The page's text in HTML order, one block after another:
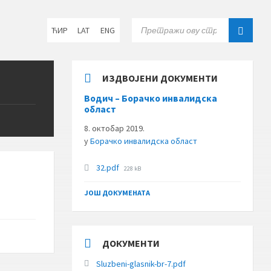
language:
ЋИР LAT ENG
ИЗДВОЈЕНИ ДОКУМЕНТИ
Водич – Борачко инвалидска
област
8. октобар 2019.
уБорачко инвалидска област
32.pdf File
228 kB
ЈОШ ДОКУМЕНАТА
ДОКУМЕНТИ
Sluzbeni-glasnik-br-7.pdf